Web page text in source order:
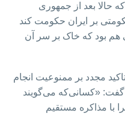
حالا بعد از جمهوری
بر ایران حکومت کند
هم بود که خاک بر سر آن
مجدد بر ممنوعیت انجام
گفت: «کسانی‌که می‌گویند
با مذاکره مستقیم